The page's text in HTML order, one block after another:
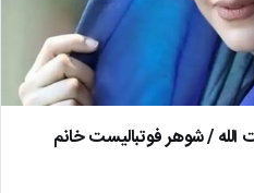
الله / شوهر فوتبالیست خانم